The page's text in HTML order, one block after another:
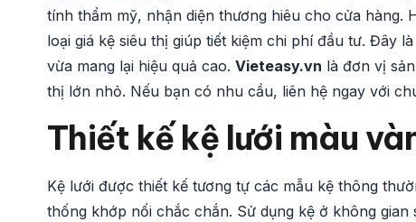
tính thẩm mỹ, nhận diện thương hiêu cho cửa
loại giá kệ siêu thị giúp tiết kiệm chi phí đầu tư. Đây
vừa mang lại hiệu quả cao. Vieteasy.vn là đơn vị
thị lớn nhỏ. Nếu bạn có nhu cầu, liên hệ ngay với
Thiết kế kệ lưới màu
Kệ lưới được thiết kế tương tự các mẫu kệ thông
thống khớp nối chắc chắn. Sử dụng kệ ở không